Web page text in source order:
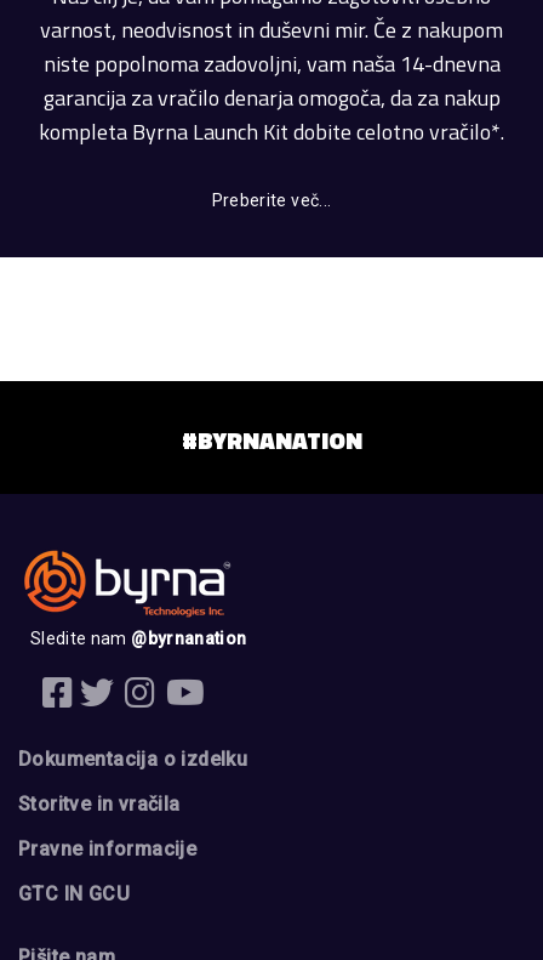
varnost, neodvisnost in duševni mir. Če z nakupom
niste popolnoma zadovoljni, vam naša 14-dnevna
garancija za vračilo denarja omogoča, da za nakup
kompleta Byrna Launch Kit dobite celotno vračilo*.
Preberite več...
#BYRNANATION
Sledite nam @byrnanation
Dokumentacija o izdelku
Storitve in vračila
Pravne informacije
GTC IN GCU